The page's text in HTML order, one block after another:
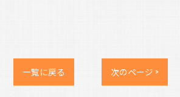
一覧に戻る 次のページ >